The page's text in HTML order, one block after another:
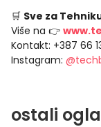
🛒 Sve za
Više na 👉
Kontakt: +387 66
Instagram:
ostali